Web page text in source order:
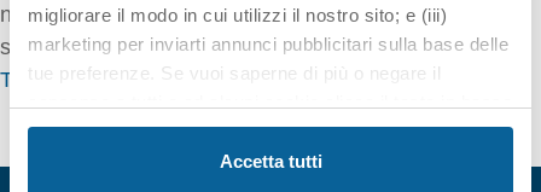
migliorare il modo in cui utilizzi il nostro sito; e (iii)
marketing per inviarti annunci pubblicitari sulla base delle
tue preferenze. Se vuoi saperne di più o negare il
"Personalizza". Chiudendo questo banner tramite il
pulsante in alto a destra “X” proseguirai nella navigazione
Accetta tutti
nella singola sezione del relativo Avviso e nella
sezione del sitoAmministrazione
Trasparente/Graduatorie e Finanziamenti.